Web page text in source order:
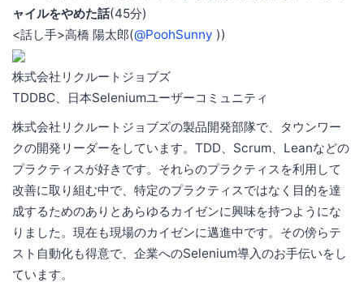
ャイルをやめた話(45分)
<話し手>高橋 陽太郎(@PoohSunny ))
株式会社リクルートジョブズ
TDDBC、日本Seleniumユーザーコミュニティ
株式会社リクルートジョブズの製品開発部隊で、タウンワー
クの開発リーダーをしています。TDD、Scrum、Leanなどの
プラクティスが好きです。それらのプラクティスを利用して
改善に取り組む中で、特定のプラクティスではなく目的を達
成するためのありとあらゆるカイゼンに興味を持つようにな
りました。現在も現場のカイゼンに邁進中です。その傍らテ
スト自動化も得意で、企業へのSelenium導入のお手伝いをし
ています。